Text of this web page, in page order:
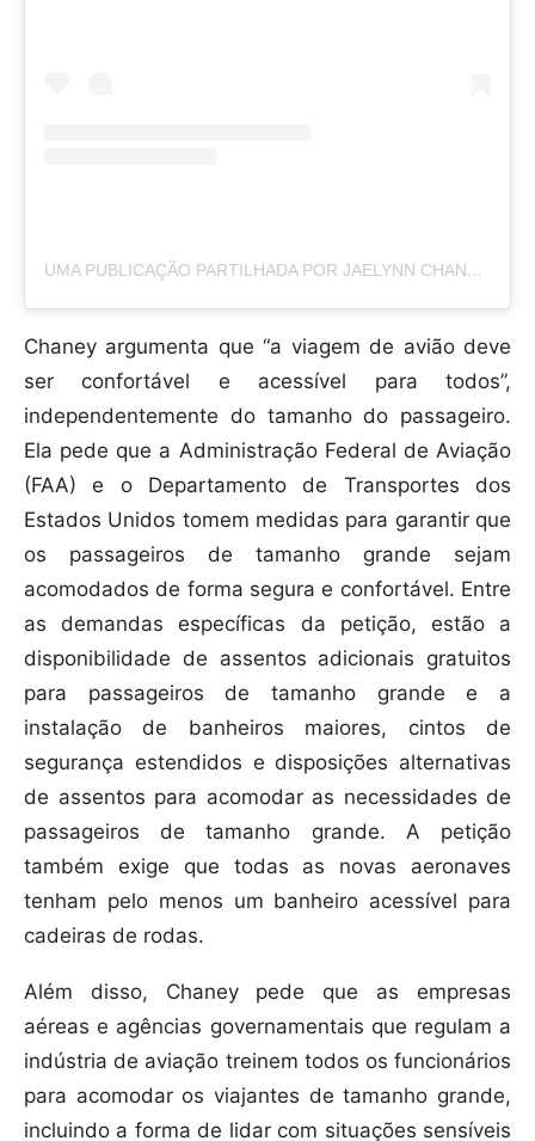
UMA PUBLICAÇÃO PARTILHADA POR JAELYNN CHANEY (@JAEBAEPRODUCTIONS)
Chaney argumenta que “a viagem de avião deve
ser confortável e acessível para todos”,
independentemente do tamanho do passageiro.
Ela pede que a Administração Federal de Aviação
(FAA) e o Departamento de Transportes dos
Estados Unidos tomem medidas para garantir que
os passageiros de tamanho grande sejam
acomodados de forma segura e confortável. Entre
as demandas específicas da petição, estão a
disponibilidade de assentos adicionais gratuitos
para passageiros de tamanho grande e a
instalação de banheiros maiores, cintos de
segurança estendidos e disposições alternativas
de assentos para acomodar as necessidades de
passageiros de tamanho grande. A petição
também exige que todas as novas aeronaves
tenham pelo menos um banheiro acessível para
cadeiras de rodas.
Além disso, Chaney pede que as empresas
aéreas e agências governamentais que regulam a
indústria de aviação treinem todos os funcionários
para acomodar os viajantes de tamanho grande,
incluindo a forma de lidar com situações sensíveis